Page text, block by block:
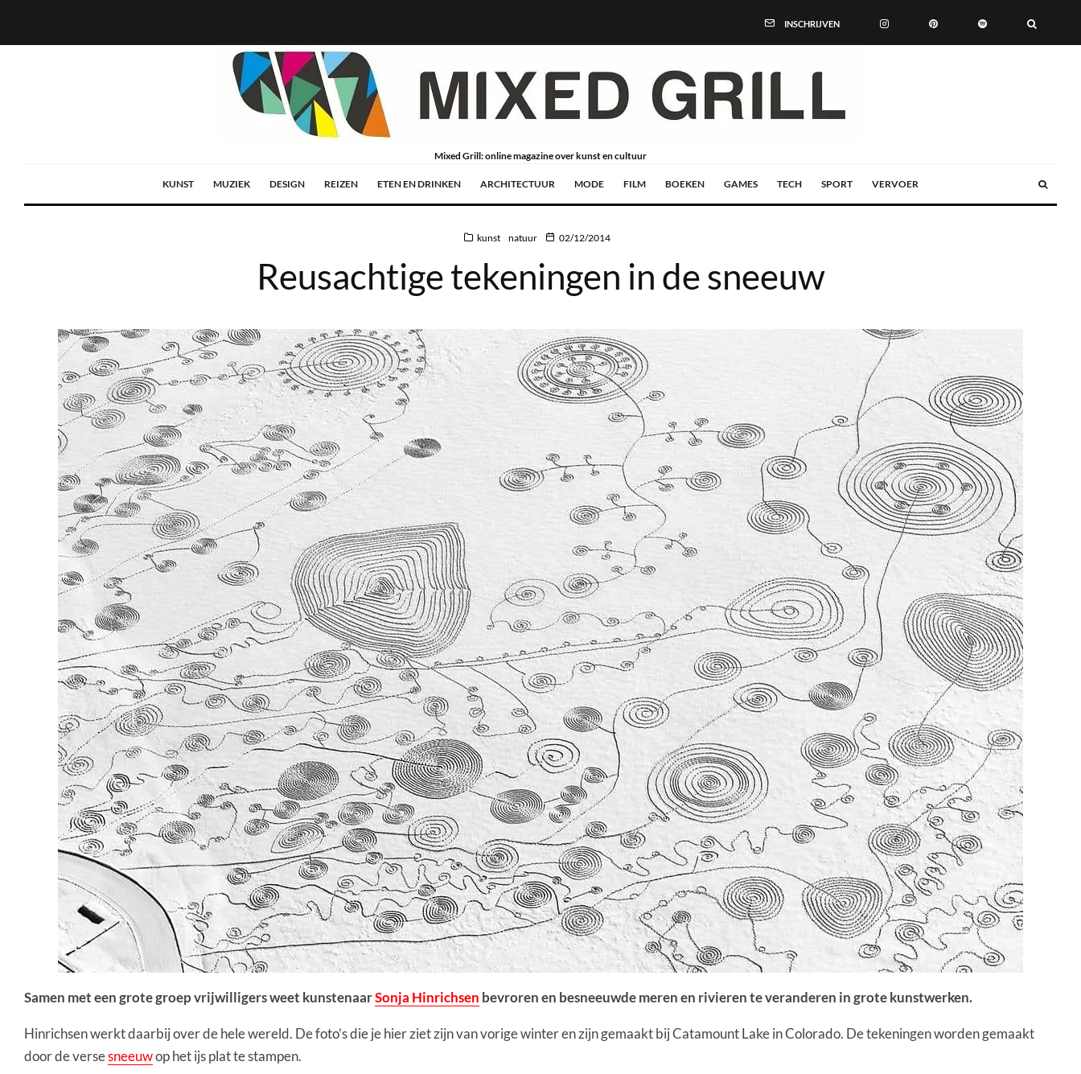
INSCHRIJVEN
Mixed Grill: online magazine over kunst en cultuur
KUNST MUZIEK DESIGN REIZEN ETEN EN DRINKEN ARCHITECTUUR MODE FILM BOEKEN GAMES TECH SPORT VERVOER
kunst natuur 02/12/2014
Reusachtige tekeningen in de sneeuw
Samen met een grote groep vrijwilligers weet kunstenaarSonja Hinrichsen bevroren en besneeuwde meren en rivieren te veranderen in grote kunstwerken.
Hinrichsen werkt daarbij over de hele wereld. De foto’s die je hier ziet zijn van vorige winter en zijn gemaakt bij Catamount Lake in Colorado. De tekeningen worden gemaakt
door de versesneeuwop het ijs plat te stampen.